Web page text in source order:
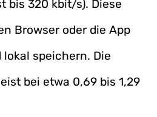
bis 320 kbit/s). Diese
Browser oder die App
speichern. Die
bei etwa 0,69 bis 1,29